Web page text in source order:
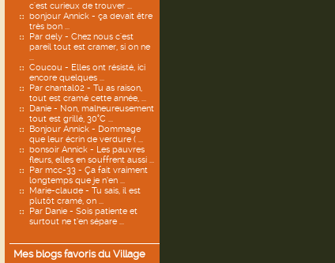
c'est curieux de trouver ...
bonjour Annick - ça devait être
très bon ...
Par dely - Chez nous c'est
pareil tout est cramer, si on ne
...
Coucou - Elles ont résisté, ici
encore quelques ...
Par chantal02 - Tu as raison,
tout est cramé cette année, ...
Danie - Non, malheureusement
tout est grillé, 30°C ...
Bonjour Annick - Dommage
que leur écrin de verdure ( ...
bonsoir Annick - Les pauvres
fleurs, elles en souffrent aussi ...
Par mcc-33 - Ça fait vraiment
longtemps que je n’en ...
Marie-claude - Tu sais, il est
plutôt cramé, on ...
Par Danie - Sois patiente et
surtout ne t’en sépare ...
Mes blogs favoris du Village